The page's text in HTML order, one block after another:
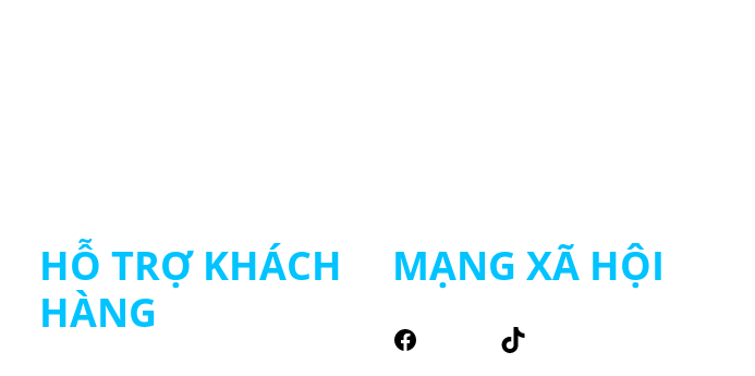
HỖ TRỢ KHÁCH
HÀNG
MẠNG XÃ HỘI